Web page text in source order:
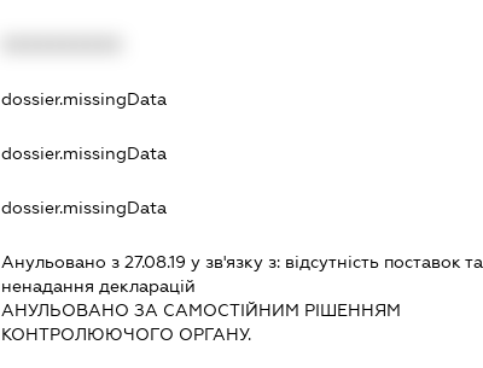
dossier.missingData
dossier.missingData
dossier.missingData
Анульовано з 27.08.19 у зв'язку з: вiдсутнiсть поставок та
ненадання декларацiй
АНУЛЬОВАНО ЗА САМОСТIЙНИМ РIШЕННЯМ
КОНТРОЛЮЮЧОГО ОРГАНУ.